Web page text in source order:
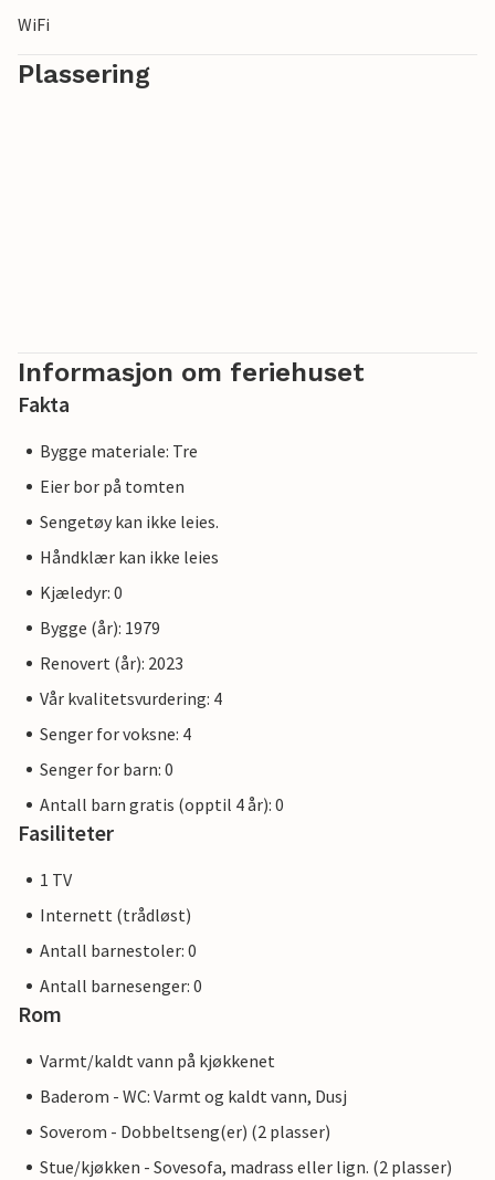
WiFi
Plassering
Informasjon om feriehuset
Fakta
Bygge materiale: Tre
Eier bor på tomten
Sengetøy kan ikke leies.
Håndklær kan ikke leies
Kjæledyr: 0
Bygge (år): 1979
Renovert (år): 2023
Vår kvalitetsvurdering: 4
Senger for voksne: 4
Senger for barn: 0
Antall barn gratis (opptil 4 år): 0
Fasiliteter
1 TV
Internett (trådløst)
Antall barnestoler: 0
Antall barnesenger: 0
Rom
Varmt/kaldt vann på kjøkkenet
Baderom - WC: Varmt og kaldt vann, Dusj
Soverom - Dobbeltseng(er) (2 plasser)
Stue/kjøkken - Sovesofa, madrass eller lign. (2 plasser)